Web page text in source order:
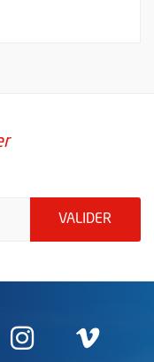
VALIDER
fenêtre
nouvelle
une
Instagram
, Ouvre
,